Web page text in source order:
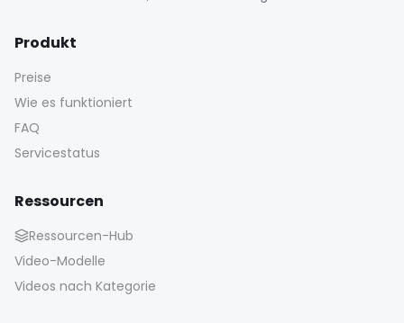
Produkt
Preise
Wie es funktioniert
FAQ
Servicestatus
Ressourcen
Ressourcen-Hub
Video-Modelle
Videos nach Kategorie